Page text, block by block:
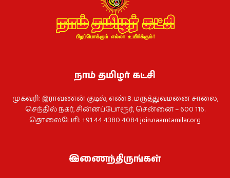
நாம் தமிழர் கட்சி
முகவரி: இராவணன் குடில், எண்.8. மருத்துவமனை சாலை,
செந்தில் நகர், சின்னப்போரூர், சென்னை – 600 116.
தொலைபேசி: +91 44 4380 4084join.naamtamilar.org
இணைந்திருங்கள்